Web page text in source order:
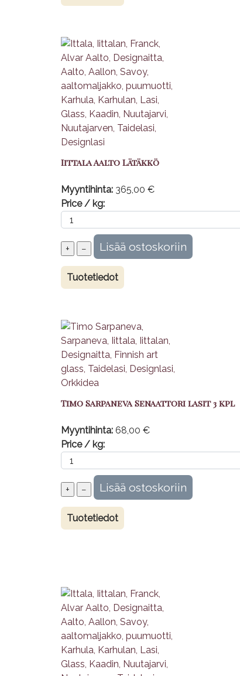
Iittala Aalto Lätäkkö
Myyntihinta: 365,00 €
Price / kg:
Tuotetiedot
Timo Sarpaneva Senaattori lasit 3 kpl
Myyntihinta: 68,00 €
Price / kg:
Tuotetiedot